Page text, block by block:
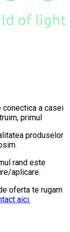
a casei
primul
produselor
rand este
aplicare.
oferta te rugam
aici.